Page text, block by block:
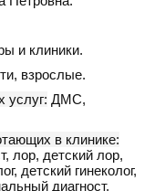
и клиники.
взрослые.
услуг: ДМС,
в клинике:
лор, детский лор,
детский гинеколог,
диагност,